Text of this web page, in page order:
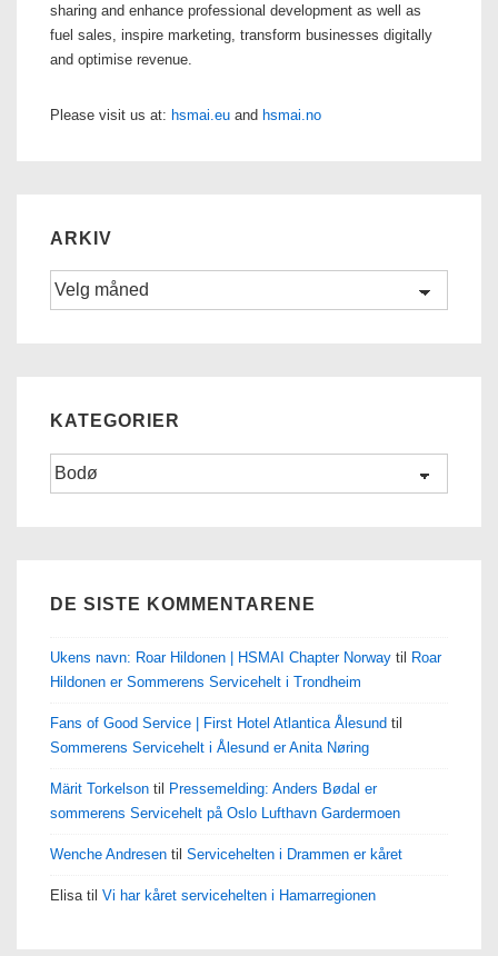
sharing and enhance professional development as well as
fuel sales, inspire marketing, transform businesses digitally
and optimise revenue.
Please visit us at: hsmai.eu and hsmai.no
ARKIV
Arkiv
KATEGORIER
Kategorier
DE SISTE KOMMENTARENE
Ukens navn: Roar Hildonen | HSMAI Chapter Norway til Roar
Hildonen er Sommerens Servicehelt i Trondheim
Fans of Good Service | First Hotel Atlantica Ålesund til
Sommerens Servicehelt i Ålesund er Anita Nøring
Märit Torkelson til Pressemelding: Anders Bødal er
sommerens Servicehelt på Oslo Lufthavn Gardermoen
Wenche Andresen til Servicehelten i Drammen er kåret
Elisa til Vi har kåret servicehelten i Hamarregionen